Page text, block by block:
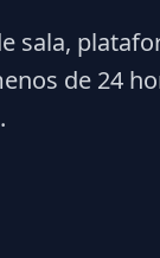
sala,
de 24